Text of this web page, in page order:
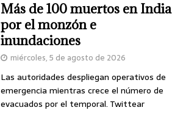
Más de 100 muertos en India
por el monzón e
inundaciones
miércoles, 5 de agosto de 2026
Las autoridades despliegan operativos de
emergencia mientras crece el número de
evacuados por el temporal. Twittear